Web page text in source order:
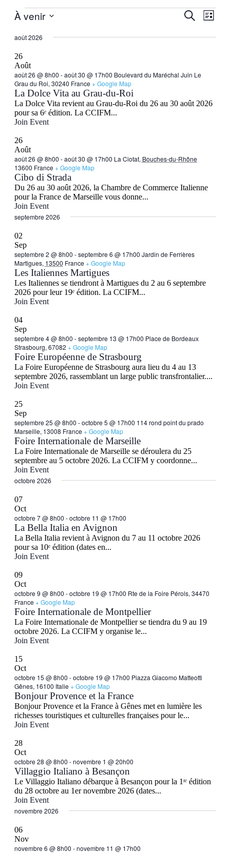
vues
Recherche
vues
Liste
À venir
une
août 2026
26
Août
août 26 @ 8h00 -août 30 @ 17h00 Boulevard du Maréchal Juin Le
Grau du Roi, 30240 France + Google Map
La Dolce Vita au Grau-du-Roi
La Dolce Vita revient au Grau-du-Roi du 26 au 30 août 2026
pour sa 6ᵉ édition. La CCIFM...
Join Event
26
Août
août 26 @ 8h00 -août 30 @ 17h00 La Ciotat, Bouches-du-Rhône
13600 France + Google Map
Cibo di Strada
Du 26 au 30 août 2026, la Chambre de Commerce Italienne
pour la France de Marseille vous donne...
Join Event
septembre 2026
02
Sep
septembre 2 @ 8h00 -septembre 6 @ 17h00 Jardin de Ferrières
Martigues, 13500 France + Google Map
Les Italiennes Martigues
Les Italiennes se tiendront à Martigues du 2 au 6 septembre
2026 pour leur 19ᵉ édition. La CCIFM...
Join Event
04
Sep
septembre 4 @ 8h00 -septembre 13 @ 17h00 Place de Bordeaux
Strasbourg, 67082 + Google Map
Foire Européenne de Strasbourg
La Foire Européenne de Strasbourg aura lieu du 4 au 13
septembre 2026, rassemblant un large public transfrontalier....
Join Event
25
Sep
septembre 25 @ 8h00 -octobre 5 @ 17h00 114 rond point du prado
Marseille, 13008 France + Google Map
Foire Internationale de Marseille
La Foire Internationale de Marseille se déroulera du 25
septembre au 5 octobre 2026. La CCIFM y coordonne...
Join Event
octobre 2026
07
Oct
octobre 7 @ 8h00 -octobre 11 @ 17h00
La Bella Italia en Avignon
La Bella Italia revient à Avignon du 7 au 11 octobre 2026
pour sa 10ᵉ édition (dates en...
Join Event
09
Oct
octobre 9 @ 8h00 -octobre 19 @ 17h00 Rte de la Foire Pérols, 34470
France + Google Map
Foire Internationale de Montpellier
La Foire Internationale de Montpellier se tiendra du 9 au 19
octobre 2026. La CCIFM y organise le...
Join Event
15
Oct
octobre 15 @ 8h00 -octobre 19 @ 17h00 Piazza Giacomo Matteotti
Gênes, 16100 Italie + Google Map
Bonjour Provence et la France
Bonjour Provence et la France à Gênes met en lumière les
richesses touristiques et culturelles françaises pour le...
Join Event
28
Oct
octobre 28 @ 8h00 -novembre 1 @ 20h00
Villaggio Italiano à Besançon
Le Villaggio Italiano débarque à Besançon pour la 1ʳᵉ édition
du 28 octobre au 1er novembre 2026 (dates...
Join Event
novembre 2026
06
Nov
novembre 6 @ 8h00 -novembre 11 @ 17h00